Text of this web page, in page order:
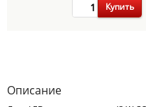
Купить
Описание